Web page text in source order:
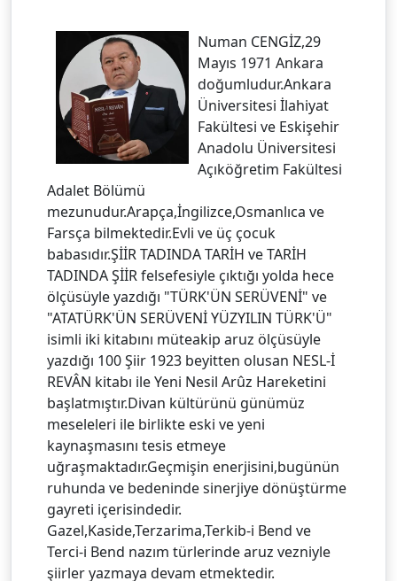
Numan CENGİZ,29
Mayıs 1971 Ankara
doğumludur.Ankara
Üniversitesi İlahiyat
Fakültesi ve Eskişehir
Anadolu Üniversitesi
Açıköğretim Fakültesi
Adalet Bölümü
mezunudur.Arapça,İngilizce,Osmanlıca ve
Farsça bilmektedir.Evli ve üç çocuk
babasıdır.ŞİİR TADINDA TARİH ve TARİH
TADINDA ŞİİR felsefesiyle çıktığı yolda hece
ölçüsüyle yazdığı "TÜRK'ÜN SERÜVENİ" ve
"ATATÜRK'ÜN SERÜVENİ YÜZYILIN TÜRK'Ü"
isimli iki kitabını müteakip aruz ölçüsüyle
yazdığı 100 Şiir 1923 beyitten olusan NESL-İ
REVÂN kitabı ile Yeni Nesil Arûz Hareketini
başlatmıştır.Divan kültürünü günümüz
meseleleri ile birlikte eski ve yeni
kaynaşmasını tesis etmeye
uğraşmaktadır.Geçmişin enerjisini,bugünün
ruhunda ve bedeninde sinerjiye dönüştürme
gayreti içerisindedir.
Gazel,Kaside,Terzarima,Terkib-i Bend ve
Terci-i Bend nazım türlerinde aruz vezniyle
şiirler yazmaya devam etmektedir.